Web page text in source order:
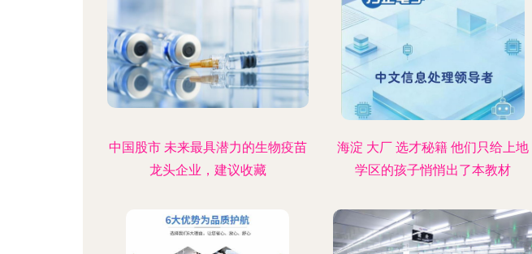
中国股市 未来最具潜力的生物疫苗
龙头企业，建议收藏
海淀 大厂 选才秘籍 他们只给上地
学区的孩子悄悄出了本教材